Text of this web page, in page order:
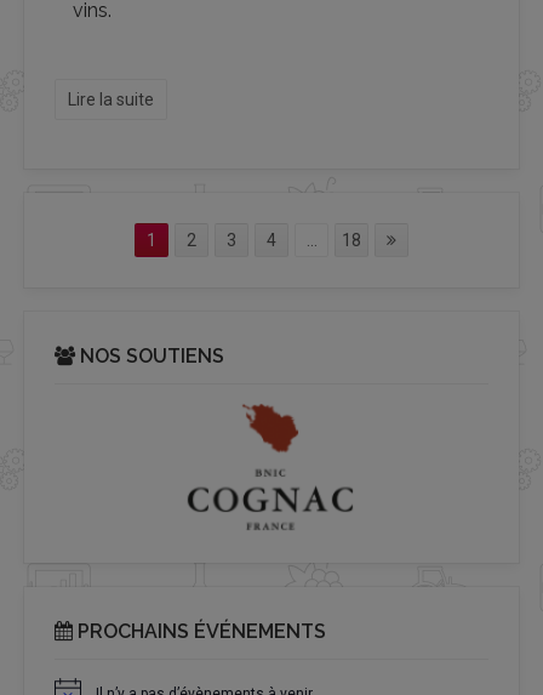
vins.
Lire la suite
1 2 3 4 ... 18
NOS SOUTIENS
PROCHAINS ÉVÉNEMENTS